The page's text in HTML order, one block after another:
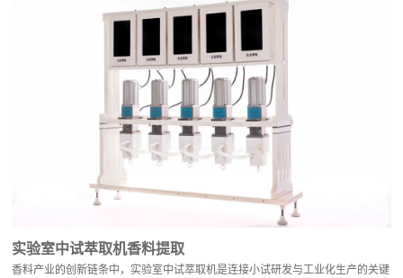
实验室中试萃取机香料提取
香料产业的创新链条中，实验室中试萃取机是连接小试研发与工业化生产的关键